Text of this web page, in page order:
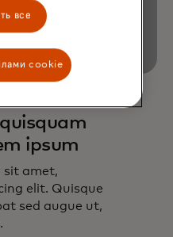
ipsum
sit amet,
elit. Quisque
sed augue ut,
все
cookie